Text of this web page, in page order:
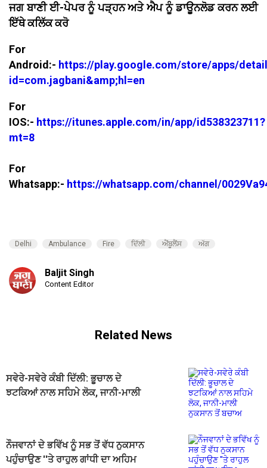
ਜਗ ਬਾਣੀ ਈ-ਪੇਪਰ ਨੂੰ ਪੜ੍ਹਨ ਅਤੇ ਐਪ ਨੂੰ ਡਾਊਨਲੋਡ ਕਰਨ ਲਈ
ਇੱਥੇ ਕਲਿੱਕ ਕਰੋ
For
Android:- https://play.google.com/store/apps/
id=com.jagbani&amp;hl=en
For
IOS:- https://itunes.apple.com/in/app/id538323711?
mt=8
For
Whatsapp:- https://whatsapp.com/channel/
Delhi Ambulance Fire ਦਿੱਲੀ ਐਂਬੂਲੈਂਸ ਅੱਗ
Baljit Singh
Content Editor
Related News
ਸਵੇਰੇ-ਸਵੇਰੇ ਕੰਬੀ ਦਿੱਲੀ: ਭੂਚਾਲ ਦੇ
ਝਟਕਿਆਂ ਨਾਲ ਸਹਿਮੇ ਲੋਕ, ਜਾਨੀ-ਮਾਲੀ
ਨੌਜਵਾਨਾਂ ਦੇ ਭਵਿੱਖ ਨੂੰ ਸਭ ਤੋਂ ਵੱਧ ਨੁਕਸਾਨ
ਪਹੁੰਚਾਉਣ ''ਤੇ ਰਾਹੁਲ ਗਾਂਧੀ ਦਾ ਅਹਿਮ